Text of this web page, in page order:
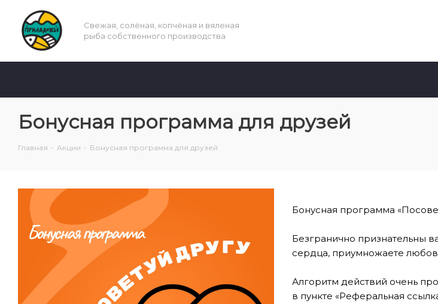
Свежая, солёная, копчёная и вяленая
рыба собственного производства
Бонусная программа для друзей
Главная - Акции - Бонусная программа для друзей
Бонусная программа
Безгранично признательны
сердца, приумножаете
Алгоритм действий очень
в пункте «Реферальная